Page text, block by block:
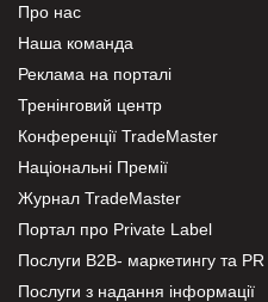
Про нас
Наша команда
Реклама на порталі
Тренінговий центр
Конференції TradeMaster
Національні Премії
Журнал TradeMaster
Портал про Private Label
Послуги В2В- маркетингу та PR
Послуги з надання інформації